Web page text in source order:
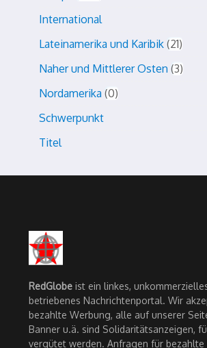
International
Lateinamerika und Karibik 21
Naher und Mittlerer Osten 3
Nordamerika 0
Schwerpunkt
Titel
RedGlobe ist ein linkes,
betriebenes Nachrichtenportal. Wir
bezahlte Werbung, alle auf unserer
Banner u.ä. sind Solidaritätsanzeigen,
vergütet werden. Anfragen für bezahlte